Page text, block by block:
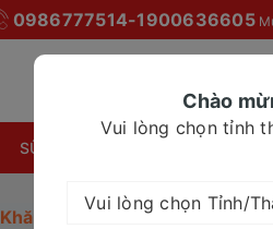
0986777514-1900636605
SỮA BỘT CHO MỌI NHÀ
Khăn vải khô Babi Love 900g
Chào
Vui lòng chọn tỉnh